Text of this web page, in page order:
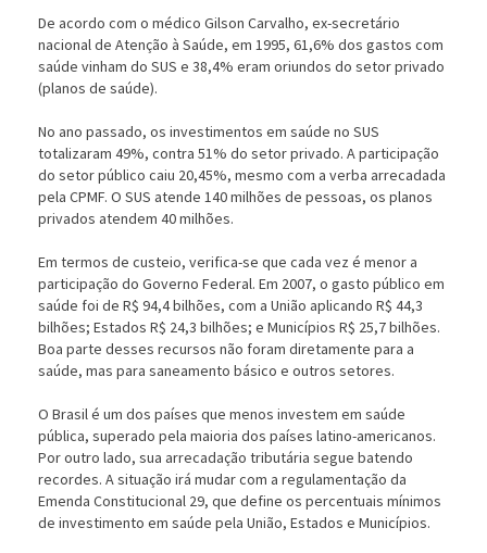
De acordo com o médico Gilson Carvalho, ex-secretário
nacional de Atenção à Saúde, em 1995, 61,6% dos gastos com
saúde vinham do SUS e 38,4% eram oriundos do setor privado
(planos de saúde).
No ano passado, os investimentos em saúde no SUS
totalizaram 49%, contra 51% do setor privado. A participação
do setor público caiu 20,45%, mesmo com a verba arrecadada
pela CPMF. O SUS atende 140 milhões de pessoas, os planos
privados atendem 40 milhões.
Em termos de custeio, verifica-se que cada vez é menor a
participação do Governo Federal. Em 2007, o gasto público em
saúde foi de R$ 94,4 bilhões, com a União aplicando R$ 44,3
bilhões; Estados R$ 24,3 bilhões; e Municípios R$ 25,7 bilhões.
Boa parte desses recursos não foram diretamente para a
saúde, mas para saneamento básico e outros setores.
O Brasil é um dos países que menos investem em saúde
pública, superado pela maioria dos países latino-americanos.
Por outro lado, sua arrecadação tributária segue batendo
recordes. A situação irá mudar com a regulamentação da
Emenda Constitucional 29, que define os percentuais mínimos
de investimento em saúde pela União, Estados e Municípios.